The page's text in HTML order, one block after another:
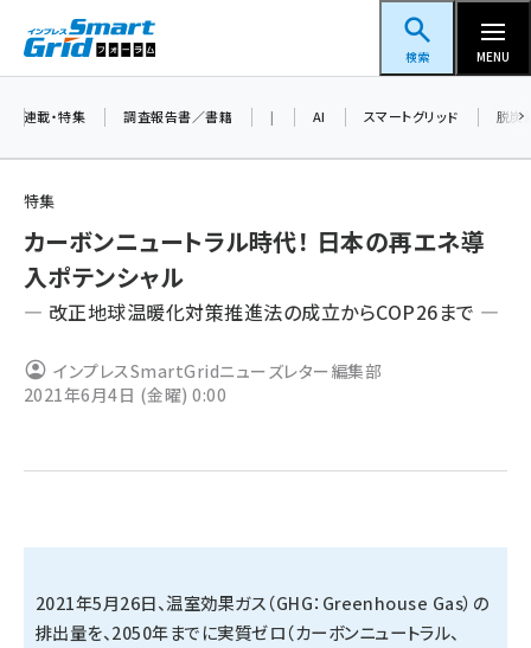
ン
スマートグリッドフォーラム
検索 MENU
蓄電池 (409)
新井 (365)
新井宏征 (301)
連載・特集 調査報告書／書籍 | AI スマートグリッド 脱炭
特集
カーボンニュートラル時代！ 日本の再エネ導
入ポテンシャル
― 改正地球温暖化対策推進法の成立からCOP26まで ―
インプレスSmartGridニューズレター編集部
2021年6月4日 (金曜) 0:00
2021年5月26日、温室効果ガス（GHG：Greenhouse Gas）の
排出量を、2050年までに実質ゼロ（カーボンニュートラル、